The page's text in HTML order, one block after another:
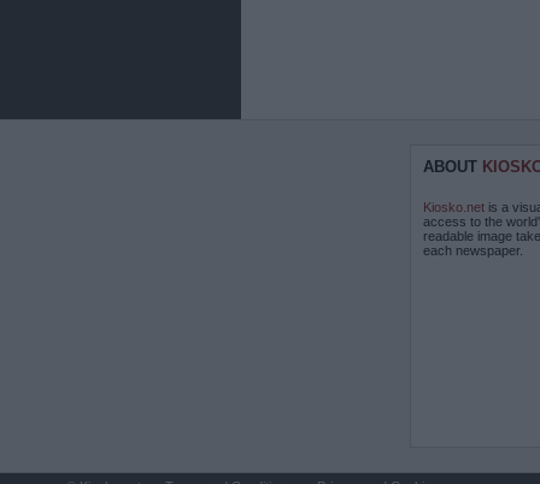
ABOUT
Kiosko.net is a
access to the
readable image
each newspaper.